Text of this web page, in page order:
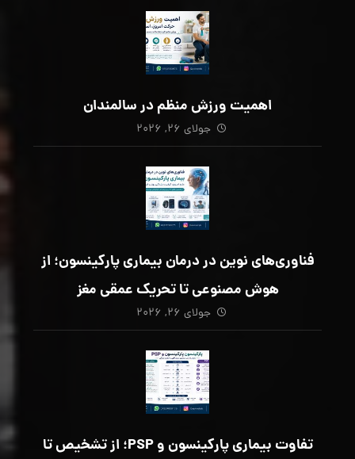
اهمیت ورزش منظم در سالمندان
جولای ۲۶, ۲۰۲۶
فناوری‌های نوین در درمان بیماری پارکینسون؛ از
هوش مصنوعی تا تحریک عمقی مغز
جولای ۲۶, ۲۰۲۶
تفاوت بیماری پارکینسون و PSP؛ از تشخیص تا